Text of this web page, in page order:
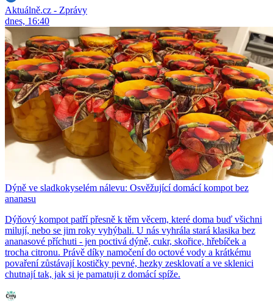
Aktuálně.cz - Zprávy
dnes, 16:40
Dýně ve sladkokyselém nálevu: Osvěžující domácí kompot bez
ananasu
Dýňový kompot patří přesně k těm věcem, které doma buď všichni
milují, nebo se jim roky vyhýbali. U nás vyhrála stará klasika bez
ananasové příchuti - jen poctivá dýně, cukr, skořice, hřebíček a
trocha citronu. Právě díky namočení do octové vody a krátkému
povaření zůstávají kostičky pevné, hezky zesklovatí a ve sklenici
chutnají tak, jak si je pamatuji z domácí spíže.